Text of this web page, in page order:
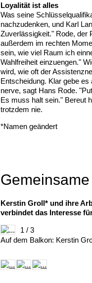
Loyalität ist alles
Was seine
nachzudenken, und Karl
Zuverlässigkeit." Rode, der
außerdem im rechten
sein, wie viel Raum ich
Wahlfreiheit einzuengen."
wird, wie oft der
Entscheidung. Klar gebe
nerve, sagt Hans Rode.
Es muss halt sein." Bereut
trotzdem nie.
*Namen geändert
Kerstin Groll* und ihre
verbindet das Interesse
1 / 3
Auf dem Balkon: Kerstin